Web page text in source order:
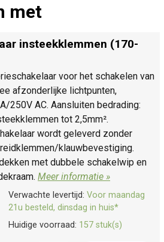
met
insteekklemmen (170-
voor het schakelen van
afzonderlijke lichtpunten,
250V AC. Aansluiten bedrading:
tot 2,5mm².
wordt geleverd zonder
klauwbevestiging.
met dubbele schakelwip en
Meer informatie »
Verwachte levertijd: Voor maandag
21u besteld, dinsdag in huis*
Huidige voorraad: 157 stuk(s)